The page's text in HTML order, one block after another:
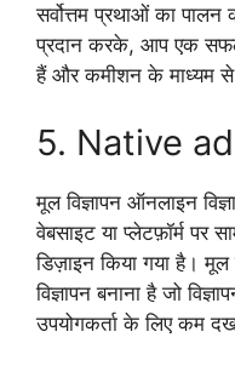
सर्वोत्तम प्रथाओं का
प्रदान करके, आप एक
हैं और कमीशन के माध्यम
5. Native
मूल विज्ञापन ऑनलाइन
वेबसाइट या प्लेटफ़ॉर्म पर
डिज़ाइन किया गया है। मूल
विज्ञापन बनाना है जो
उपयोगकर्ता के लिए कम